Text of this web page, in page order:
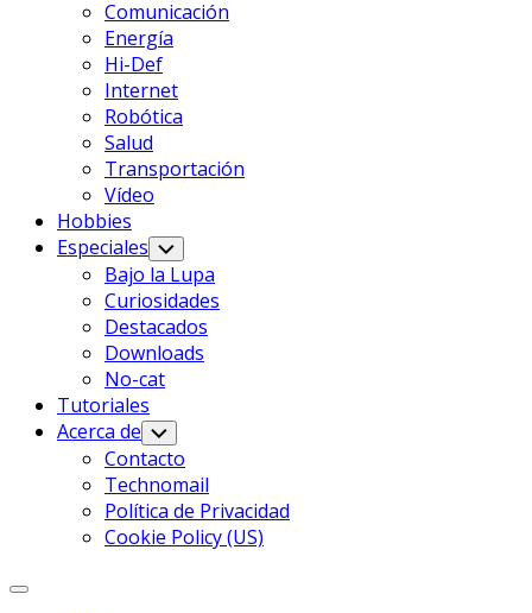
Comunicación
Energía
Hi-Def
Internet
Robótica
Salud
Transportación
Vídeo
Hobbies
Especiales Alternar
Menú
Infantil
Bajo la Lupa
Curiosidades
Destacados
Downloads
No-cat
Tutoriales
Acerca de Alternar
Menú
Infantil
Contacto
Technomail
Política de Privacidad
Cookie Policy (US)
Expanda